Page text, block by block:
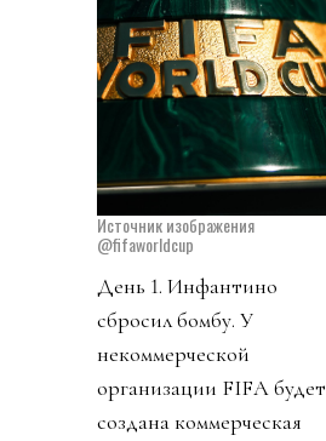
Источник изображения
@fifaworldcup
День 1. Инфантино
сбросил бомбу. У
некоммерческой
организации FIFA будет
создана коммерческая